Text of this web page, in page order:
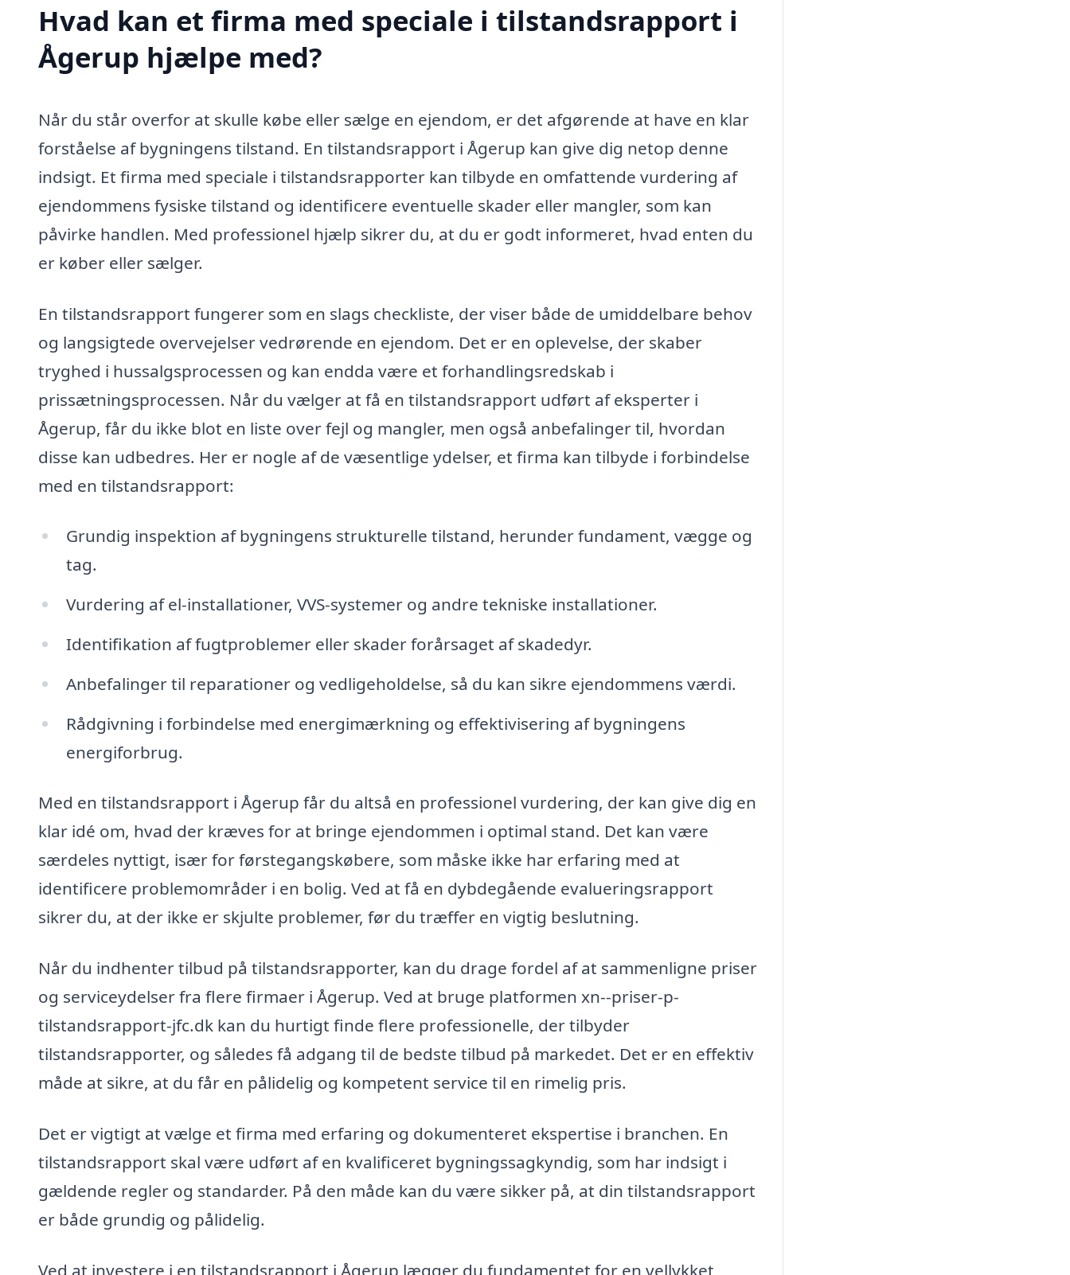
Hvad kan et firma med speciale i tilstandsrapport i
Ågerup hjælpe med?
Når du står overfor at skulle købe eller sælge en ejendom, er det afgørende at have en klar
forståelse af bygningens tilstand. En tilstandsrapport i Ågerup kan give dig netop denne
indsigt. Et firma med speciale i tilstandsrapporter kan tilbyde en omfattende vurdering af
ejendommens fysiske tilstand og identificere eventuelle skader eller mangler, som kan
påvirke handlen. Med professionel hjælp sikrer du, at du er godt informeret, hvad enten du
er køber eller sælger.
En tilstandsrapport fungerer som en slags checkliste, der viser både de umiddelbare behov
og langsigtede overvejelser vedrørende en ejendom. Det er en oplevelse, der skaber
tryghed i hussalgsprocessen og kan endda være et forhandlingsredskab i
prissætningsprocessen. Når du vælger at få en tilstandsrapport udført af eksperter i
Ågerup, får du ikke blot en liste over fejl og mangler, men også anbefalinger til, hvordan
disse kan udbedres. Her er nogle af de væsentlige ydelser, et firma kan tilbyde i forbindelse
med en tilstandsrapport:
Grundig inspektion af bygningens strukturelle tilstand, herunder fundament, vægge og
tag.
Vurdering af el-installationer, VVS-systemer og andre tekniske installationer.
Identifikation af fugtproblemer eller skader forårsaget af skadedyr.
Anbefalinger til reparationer og vedligeholdelse, så du kan sikre ejendommens værdi.
Rådgivning i forbindelse med energimærkning og effektivisering af bygningens
energiforbrug.
Med en tilstandsrapport i Ågerup får du altså en professionel vurdering, der kan give dig en
klar idé om, hvad der kræves for at bringe ejendommen i optimal stand. Det kan være
særdeles nyttigt, især for førstegangskøbere, som måske ikke har erfaring med at
identificere problemområder i en bolig. Ved at få en dybdegående evalueringsrapport
sikrer du, at der ikke er skjulte problemer, før du træffer en vigtig beslutning.
Når du indhenter tilbud på tilstandsrapporter, kan du drage fordel af at sammenligne priser
og serviceydelser fra flere firmaer i Ågerup. Ved at bruge platformen xn--priser-p-
tilstandsrapport-jfc.dk kan du hurtigt finde flere professionelle, der tilbyder
tilstandsrapporter, og således få adgang til de bedste tilbud på markedet. Det er en effektiv
måde at sikre, at du får en pålidelig og kompetent service til en rimelig pris.
Det er vigtigt at vælge et firma med erfaring og dokumenteret ekspertise i branchen. En
tilstandsrapport skal være udført af en kvalificeret bygningssagkyndig, som har indsigt i
gældende regler og standarder. På den måde kan du være sikker på, at din tilstandsrapport
er både grundig og pålidelig.
Ved at investere i en tilstandsrapport i Ågerup lægger du fundamentet for en vellykket